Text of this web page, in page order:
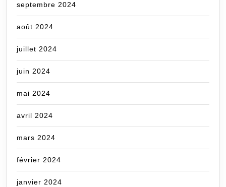
septembre 2024
août 2024
juillet 2024
juin 2024
mai 2024
avril 2024
mars 2024
février 2024
janvier 2024